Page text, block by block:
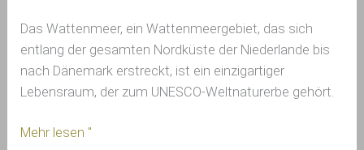
Das Wattenmeer, ein Wattenmeergebiet, das sich
entlang der gesamten Nordküste der Niederlande bis
nach Dänemark erstreckt, ist ein einzigartiger
Lebensraum, der zum UNESCO-Weltnaturerbe gehört.
Mehr lesen "